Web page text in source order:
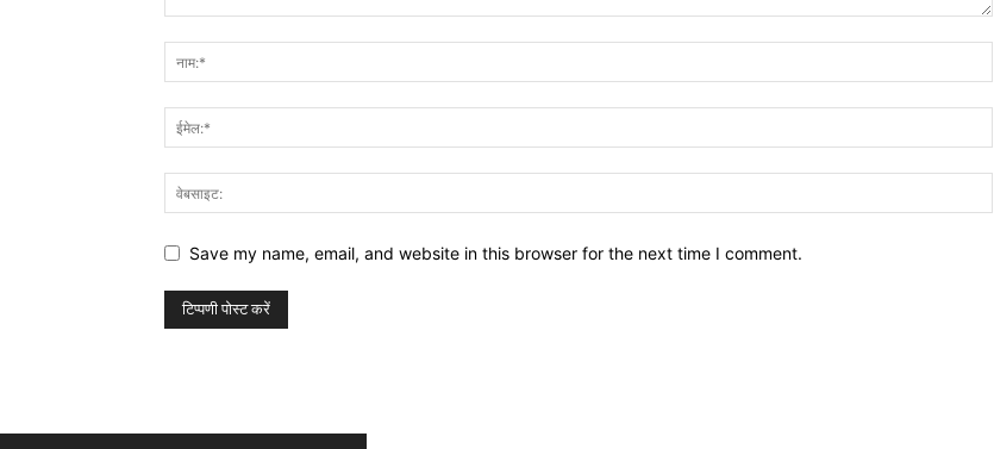
Save my name, email, and website in this browser for the next time I comment.